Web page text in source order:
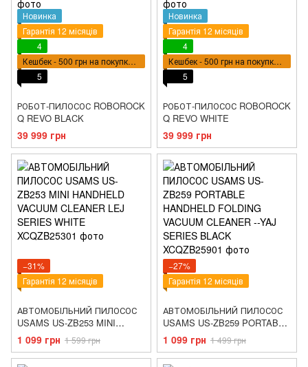
Новинка
Гарантія 12 місяців
4
Кешбек - 500 грн на покупку ВПТ
5
РОБОТ-ПИЛОСОС ROBOROCK
Q REVO BLACK
39 999 грн
Новинка
Гарантія 12 місяців
4
Кешбек - 500 грн на покупку ВПТ
5
РОБОТ-ПИЛОСОС ROBOROCK
Q REVO WHITE
39 999 грн
−31%
Гарантія 12 місяців
АВТОМОБІЛЬНИЙ ПИЛОСОС
USAMS US-ZB253 MINI
HANDHELD VACUUM
CLEANER LEJ SERIES
WHITE
1 099 грн 1 599 грн
−27%
Гарантія 12 місяців
АВТОМОБІЛЬНИЙ ПИЛОСОС
USAMS US-ZB259 PORTABLE
HANDHELD FOLDING
VACUUM CLEANER --YAJ
SERIES BLACK
1 099 грн 1 499 грн